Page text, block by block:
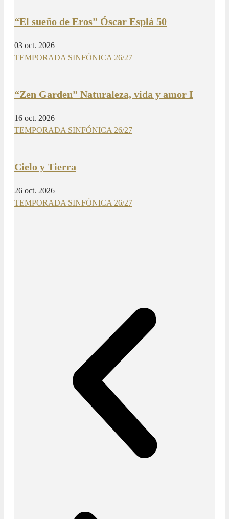
“El sueño de Eros” Óscar Esplá 50
03 oct. 2026
TEMPORADA SINFÓNICA 26/27
“Zen Garden” Naturaleza, vida y amor I
16 oct. 2026
TEMPORADA SINFÓNICA 26/27
Cielo y Tierra
26 oct. 2026
TEMPORADA SINFÓNICA 26/27